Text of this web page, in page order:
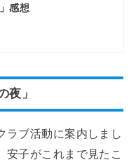
感想
夜」
ラブ活動に案内しまし
安子がこれまで見たこ